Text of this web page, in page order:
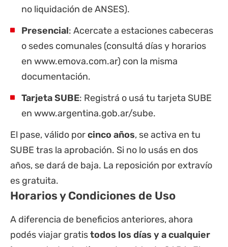
no liquidación de ANSES).
Presencial: Acercate a estaciones cabeceras
o sedes comunales (consultá días y horarios
en www.emova.com.ar) con la misma
documentación.
Tarjeta SUBE: Registrá o usá tu tarjeta SUBE
en www.argentina.gob.ar/sube.
El pase, válido porcinco años, se activa en tu
SUBE tras la aprobación. Si no lo usás en dos
años, se dará de baja. La reposición por extravío
es gratuita.
Horarios y Condiciones de Uso
A diferencia de beneficios anteriores, ahora
podés viajar gratistodos los días y a cualquier